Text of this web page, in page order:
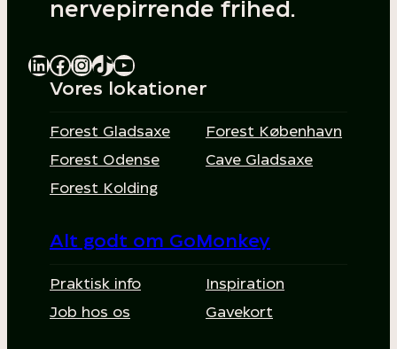
nervepirrende frihed.
LinkedIn Facebook InstagramTikTok YouTube
Vores lokationer
Forest Gladsaxe Forest København
Forest Odense Cave Gladsaxe
Forest Kolding
Alt godt om GoMonkey
Praktisk info Inspiration
Job hos os Gavekort